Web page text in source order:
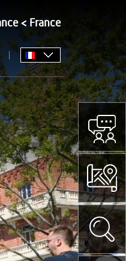
France